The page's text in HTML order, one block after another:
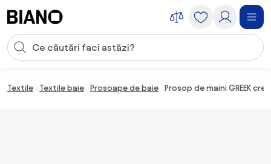
Introducerea căutării
Textile Textile baie Prosoape de baie Prosop de maini GREEK